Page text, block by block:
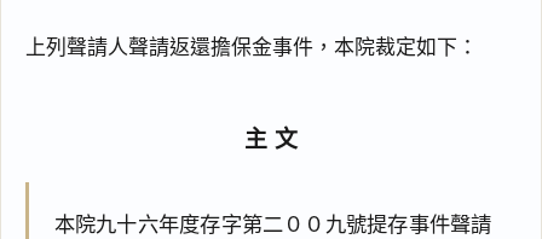
上列聲請人聲請返還擔保金事件，本院裁定如下：
主文
本院九十六年度存字第二００九號提存事件聲請